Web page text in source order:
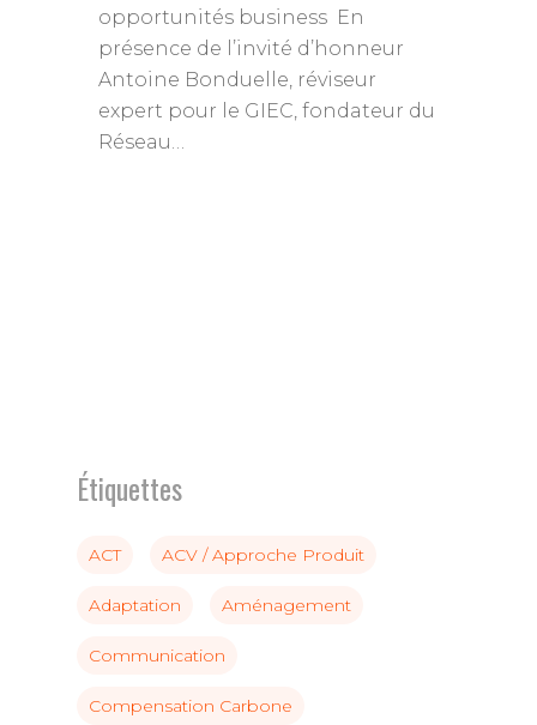
opportunités business En
présence de l’invité d’honneur
Antoine Bonduelle, réviseur
expert pour le GIEC, fondateur du
Réseau…
Étiquettes
ACT ACV / Approche Produit
Adaptation Aménagement
Communication
Compensation Carbone